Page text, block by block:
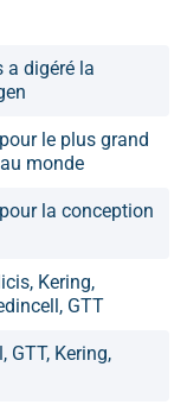
a digéré la
le plus grand
monde
la conception
Kering,
GTT
GTT, Kering,